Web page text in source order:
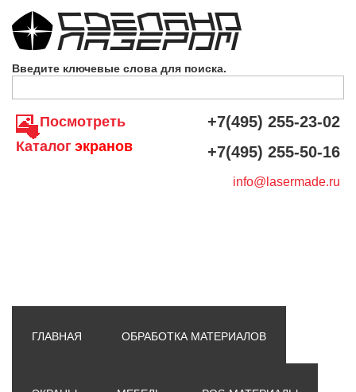
Введите ключевые слова для поиска.
Посмотреть
Каталог экранов
+7(495) 255-23-02
+7(495) 255-50-16
info@lasermade.ru
ГЛАВНАЯ ОБРАБОТКА МАТЕРИАЛОВ